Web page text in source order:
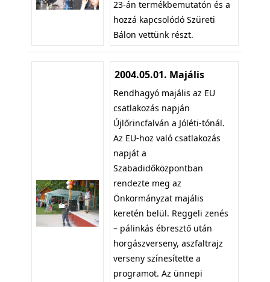
23-án termékbemutatón és a
hozzá kapcsolódó Szüreti
Bálon vettünk részt.
2004.05.01. Majális
Rendhagyó majális az EU
csatlakozás napján
Újlőrincfalván a Jóléti-tónál.
Az EU-hoz való csatlakozás
napját a
Szabadidőközpontban
rendezte meg az
Önkormányzat majális
keretén belül. Reggeli zenés
– pálinkás ébresztő után
horgászverseny, aszfaltrajz
verseny színesítette a
programot. Az ünnepi